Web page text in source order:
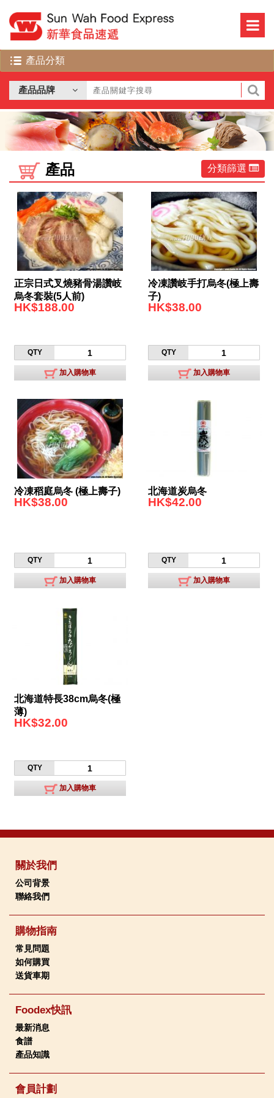
產品 分類篩選
正宗日式叉燒豬骨湯讚岐
烏冬套裝(5人前)
HK$188.00
QTY
加入購物車
冷凍讚岐手打烏冬(極上壽
子)
HK$38.00
QTY
加入購物車
冷凍稻庭烏冬 (極上壽子)
HK$38.00
QTY
加入購物車
北海道炭烏冬
HK$42.00
QTY
加入購物車
北海道特長38cm烏冬(極
薄)
HK$32.00
QTY
加入購物車
關於我們
公司背景
聯絡我們
購物指南
常見問題
如何購買
送貨車期
Foodex快訊
最新消息
食譜
產品知識
會員計劃